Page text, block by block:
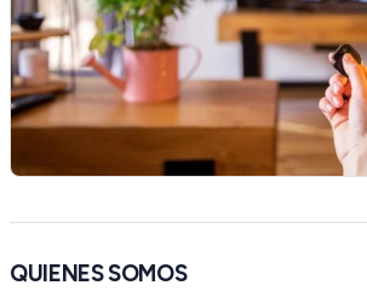
QUIENES SOMOS